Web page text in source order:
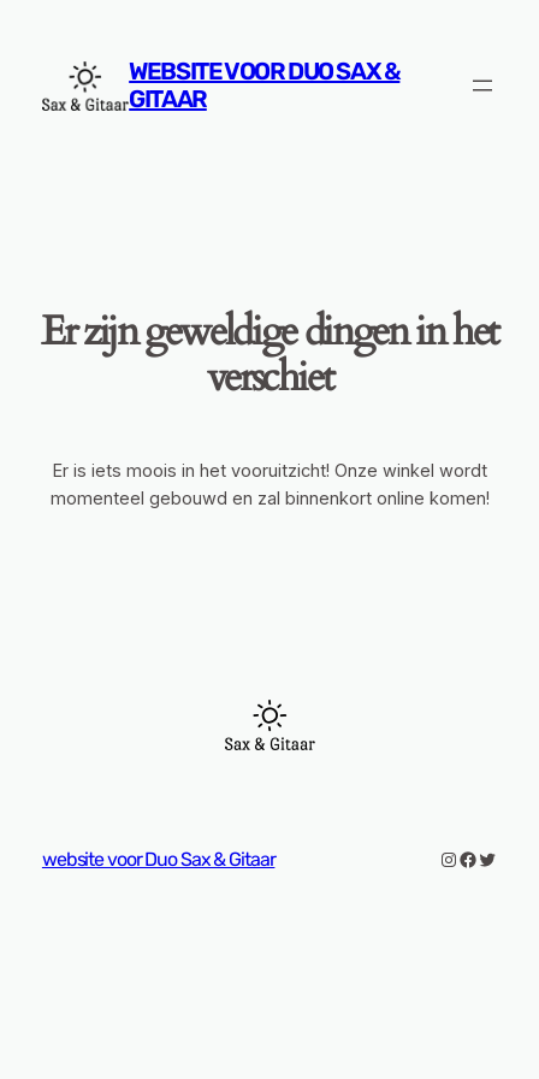
WEBSITE VOOR DUO SAX &
GITAAR
Er zijn geweldige dingen in het
verschiet
Er is iets moois in het vooruitzicht! Onze winkel wordt
momenteel gebouwd en zal binnenkort online komen!
website voor Duo Sax & Gitaar Instagram
Twitter